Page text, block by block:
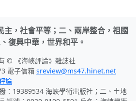
主，社會平等；二、兩岸整合，祖國
復興中華，世界和平。
© 《海峽評論》雜誌社
電子信箱 sreview@ms47.hinet.net
論
：19389534 海峽學術出版社；二、土地